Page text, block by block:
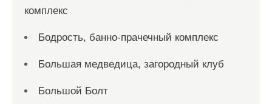
комплекс
Бодрость, банно-прачечный комплекс
Большая медведица, загородный клуб
Большой Болт